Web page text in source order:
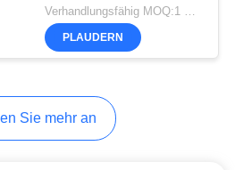
TR60D Dreh-Rig
Machine Depth 21m,
hydraulischer
Verhandlungsfähig MOQ:1 Einheit
PLAUDERN
Sie mehr an